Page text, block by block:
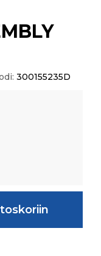
300155235D